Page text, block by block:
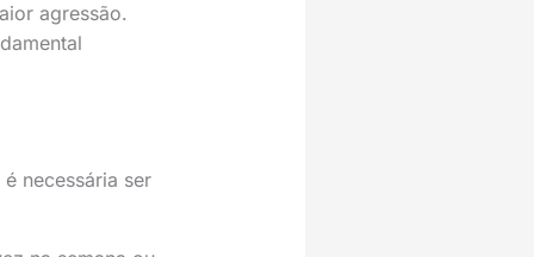
agressão.
necessária ser